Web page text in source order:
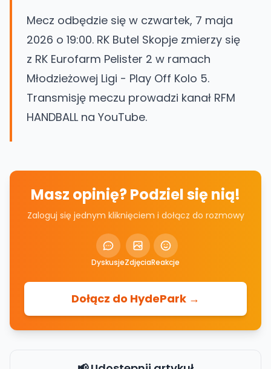
Mecz odbędzie się w czwartek, 7 maja
2026 o 19:00. RK Butel Skopje zmierzy się
z RK Eurofarm Pelister 2 w ramach
Młodzieżowej Ligi - Play Off Kolo 5.
Transmisję meczu prowadzi kanał RFM
HANDBALL na YouTube.
Masz opinię? Podziel się nią!
Zaloguj się jednym kliknięciem i dołącz do rozmowy
DyskusjeZdjęciaReakcje
Dołącz do HydePark →